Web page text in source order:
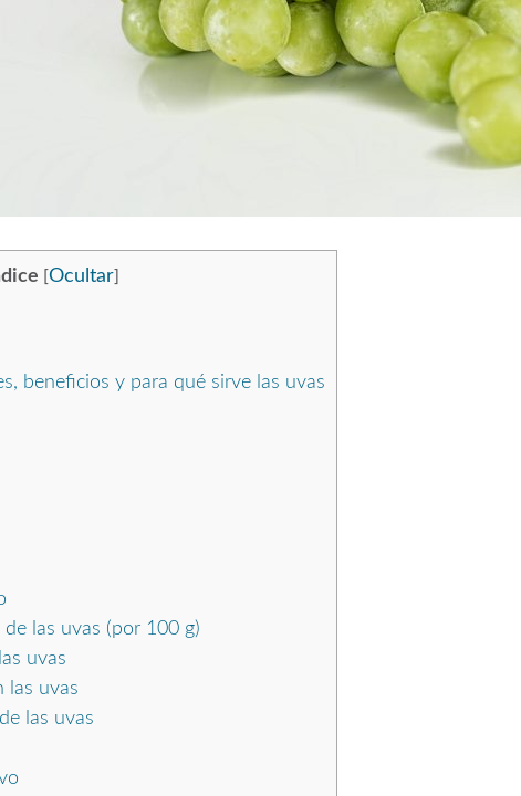
[Ocultar]
beneficios y para qué sirve las uvas
las uvas (por 100 g)
uvas
las uvas
las uvas